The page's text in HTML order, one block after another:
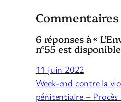
Commentaires
6 réponses à «
n°55 est
11 juin 2022
Week-end contre la
pénitentiaire –